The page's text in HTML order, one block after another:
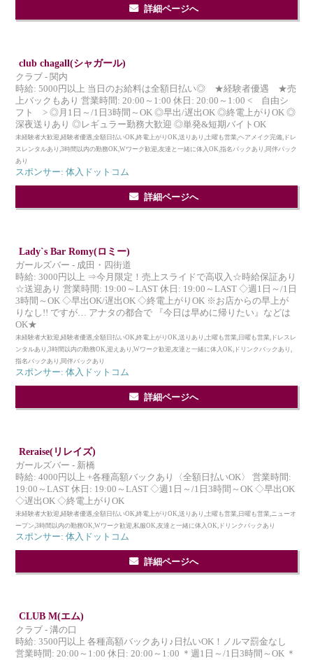
詳細ページへ
club chagall(シャガール)
クラブ - 関内
時給: 5000円以上 当日のお給料は全額日払い◎ ★経験者優遇 ★売
上バックもあり 営業時間: 20:00～1:00 休日: 20:00～1:00 < 自由シ
フト > ◎月1日～/1日3時間～OK ◎早出/遅出OK ◎終電上がりOK ◎
深夜送りあり ◎レギュラー勤務大歓迎 ◎単発&短期バイトOK
未経験者大歓迎,経験者優遇,全額日払いOK,終電上がりOK,送りあり,土曜も営業,ヘアメイク完備,ドレ
スレンタルあり,3時間以内の勤務OK,Wワーク歓迎,友達と一緒に体入OK,指名バックあり,同伴バック
あり
スポンサー: 体入ドットコム
詳細ページへ
Lady`s Bar Romy(ロミー)
ガールズバー - 成田・四街道
時給: 3000円以上 ⇒今月限定！売上スライドで高収入☆時給保証あり
☆送迎あり 営業時間: 19:00～LAST 休日: 19:00～LAST ◇週1日～/1日
3時間～OK ◇早出OK/遅出OK ◇終電上がりOK ※お店からの早上が
りなし!! ですが… アナタの都合で 『今日は早めに帰りたい』などは
OK★
未経験者大歓迎,経験者優遇,全額日払いOK,終電上がりOK,送りあり,土曜も営業,日曜も営業,ドレスレ
ンタルあり,3時間以内の勤務OK,迎えあり,Wワーク歓迎,友達と一緒に体入OK,ドリンクバックあり,
指名バックあり,同伴バックあり
スポンサー: 体入ドットコム
詳細ページへ
Reraise(リレイズ)
ガールズバー - 新橋
時給: 4000円以上 +各種高額バックあり〈全額日払いOK〉 営業時間:
19:00～LAST 休日: 19:00～LAST ◇週1日～/1日3時間～OK ◇早出OK
◇遅出OK ◇終電上がりOK
未経験者大歓迎,経験者優遇,全額日払いOK,終電上がりOK,送りあり,土曜も営業,日曜も営業,ニューオ
ープン,3時間以内の勤務OK,Wワーク歓迎,私服OK,友達と一緒に体入OK,ドリンクバックあり
スポンサー: 体入ドットコム
詳細ページへ
CLUB M(エム)
クラブ - 溝の口
時給: 3500円以上 各種高額バックあり♪日払いOK！ノルマ罰金なし
営業時間: 20:00～1:00 休日: 20:00～1:00 ＊週1日～/1日3時間～OK ＊